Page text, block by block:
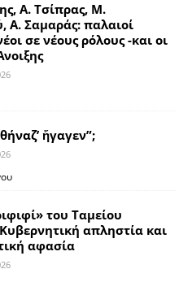
Α. Τσίπρας, Μ.
Α. Σαμαράς: παλαιοί
σε νέους ρόλους -και οι
ἤγαγεν”;
του Ταμείου
απληστία και
αφασία